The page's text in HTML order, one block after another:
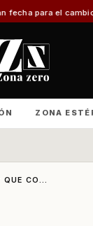
al horario de verano
ZONA
QUE CO...